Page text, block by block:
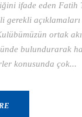
ifade eden Fatih
açıklamaları
ortak
bulundurarak
konusunda çok...